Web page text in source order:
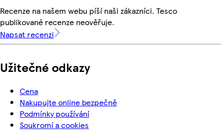
Recenze na našem webu píší naši zákazníci. Tesco
publikované recenze neověřuje.
Napsat recenzi
Užitečné odkazy
Cena
Nakupujte online bezpečně
Podmínky používání
Soukromí a cookies